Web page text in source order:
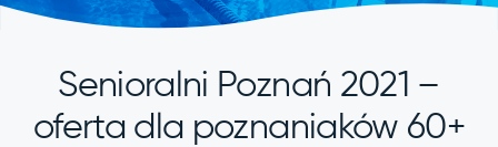
Senioralni Poznań 2021 –
oferta dla poznaniaków 60+